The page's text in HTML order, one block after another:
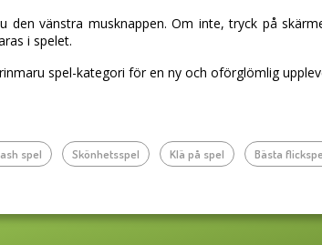
den vänstra musknappen. Om inte, tryck på
i spelet.
spel-kategori för en ny och oförglömlig
spel Skönhetsspel Klä på spel Bästa